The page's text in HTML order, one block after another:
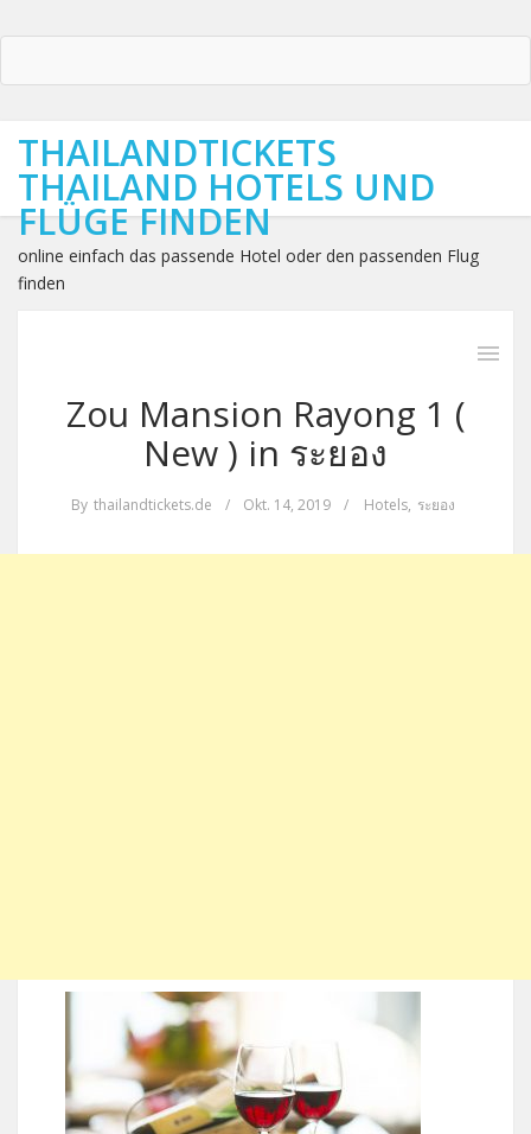
THAILANDTICKETS
THAILAND HOTELS UND
FLÜGE FINDEN
online einfach das passende Hotel oder den passenden Flug
finden
Zou Mansion Rayong 1 (
New ) in ระยอง
By thailandtickets.de / Okt. 14, 2019 / Hotels, ระยอง